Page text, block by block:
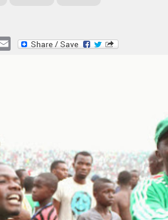
Email